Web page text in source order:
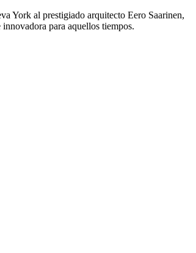
York al prestigiado arquitecto Eero Saarinen,
para aquellos tiempos.